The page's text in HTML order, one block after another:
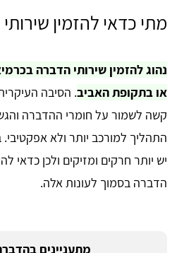
מתי כדאי להזמין
נהוג להזמין שירותי הדברה
או בתקופת האביב. הסיבה
קשה לשמור על חומרי ההדברה
התהליך למורכב יותר ולא
יש יותר חרקים ומזיקים ולכן כדאי
הדברה בסמוך לעונות אלה.
מתעניינים